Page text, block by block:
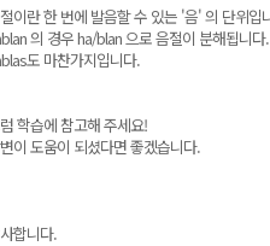
이란 한 번에 발음할 수 있는 '음' 의 단위입
의 경우 ha/blan 으로 음절이 분해됩니
도 마찬가지입니다.
학습에 참고해 주세요!
이 도움이 되셨다면 좋겠습니다.
합니다.